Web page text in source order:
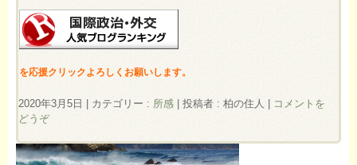
を応援クリックよろしくお願いします。
2020年3月5日 | カテゴリー : 所感 | 投稿者 : 柏の住人 | コメントを
どうぞ